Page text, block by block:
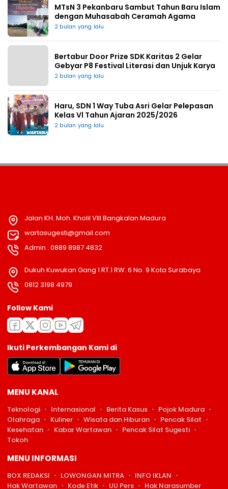
MTsN 3 Pekanbaru Sambut Tahun Baru Islam
dengan Muhasabah Ceramah Agama
2 bulan yang lalu
Bertabur Door Prize SDK Karitas 2 Gelar
Gebyar P8 Festival Literasi dan Unjuk Karya
2 bulan yang lalu
Haru, SDN 1 Way Tuba Asri Gelar Pelepasan
Kelas Vl Tahun Ajaran 2025/2026
2 bulan yang lalu
Jalan KH. Moh. Kholil VIII Bangkalan Madura
wartasugesti@gmail.com
Admin : 0889 8987 4832
Dukuh Kuwukan Gang 1 RT.1 RW. 6 No. 9 Kota Surabaya
0812 3198 4979
Follow Kami
Ikuti Perkembangan Kami di
MENU KANAL
Teknologi Internasional Berita Kasus
Pojok Madura
Olahraga
Kuliner Wisata dan Hiburan
Pencak Silat
Kesehatan
Kabar Wartawan
Pencak Silat Sugesti
Tokoh
MENU INFORMASI
BOX REDAKSI LOWONGAN MITRA
INFO IKLAN
Hak Wartawan
Kode Etik UU Pers Hak Narasumber